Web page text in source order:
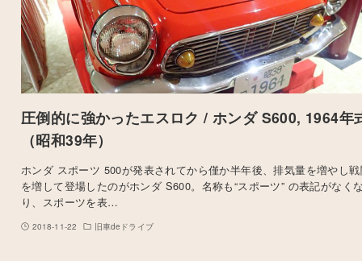
圧倒的に強かったエスロク / ホンダ S600, 1964年
（昭和39年）
ホンダ スポーツ 500が発表されてから僅か半年後、排気量を増やし
を増して登場したのがホンダ S600。名称も“スポーツ” の表記がなく
り、スポーツを表…
2018-11-22 旧車deドライブ